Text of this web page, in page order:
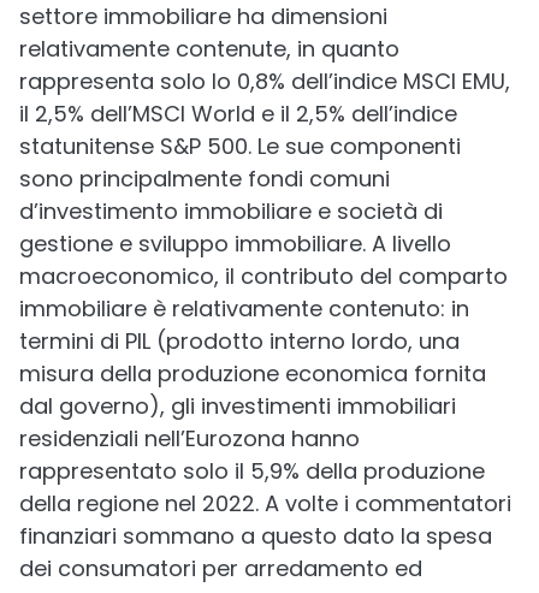
settore immobiliare ha dimensioni
relativamente contenute, in quanto
rappresenta solo lo 0,8% dell’indice MSCI EMU,
il 2,5% dell’MSCI World e il 2,5% dell’indice
statunitense S&P 500. Le sue componenti
sono principalmente fondi comuni
d’investimento immobiliare e società di
gestione e sviluppo immobiliare. A livello
macroeconomico, il contributo del comparto
immobiliare è relativamente contenuto: in
termini di PIL (prodotto interno lordo, una
misura della produzione economica fornita
dal governo), gli investimenti immobiliari
residenziali nell’Eurozona hanno
rappresentato solo il 5,9% della produzione
della regione nel 2022. A volte i commentatori
finanziari sommano a questo dato la spesa
dei consumatori per arredamento ed